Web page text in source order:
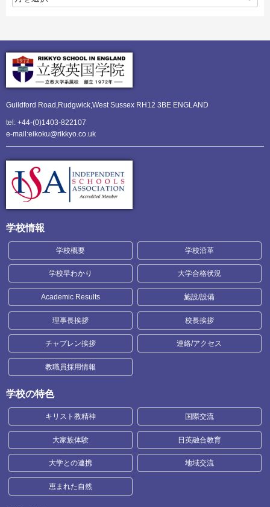
Guildford Road,Rudgwick,West Sussex RH12 3BE ENGLAND
tel: +44-(0)1403-822107
e-mail:eikoku@rikkyo.co.uk
学校情報
学校概要 学校沿革
学校早わかり 大学合格状況
Academic Results 施設/設備
理事長挨拶 校長挨拶
チャプレン挨拶 連絡/アクセス
教職員採用情報
学校の特色
キリスト教精神 国際交流
大家族体験 日英融合教育
大学との連携 地域交流
恵まれた自然